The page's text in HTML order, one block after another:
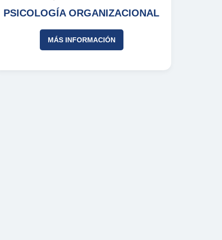
PSICOLOGÍA ORGANIZACIONAL
MÁS INFORMACIÓN